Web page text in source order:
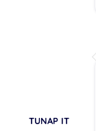
TUNAP IT